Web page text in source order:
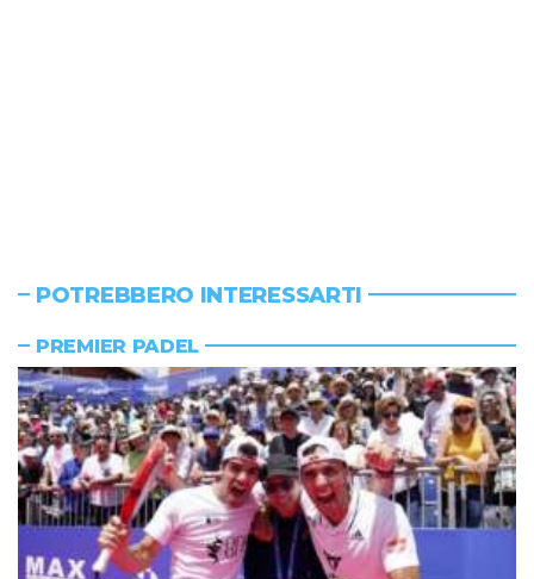
POTREBBERO INTERESSARTI
PREMIER PADEL